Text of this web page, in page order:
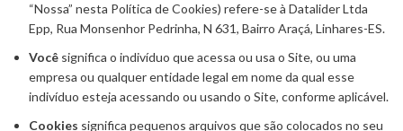
“Nossa” nesta Política de Cookies) refere-se à Datalider Ltda
Epp, Rua Monsenhor Pedrinha, N 631, Bairro Araçá, Linhares-ES.
Você significa o indivíduo que acessa ou usa o Site, ou uma
empresa ou qualquer entidade legal em nome da qual esse
indivíduo esteja acessando ou usando o Site, conforme aplicável.
Cookies significa pequenos arquivos que são colocados no seu